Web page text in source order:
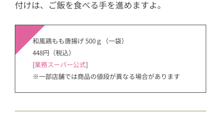
付けは、ご飯を食べる手を進めますよ。
和風鶏もも唐揚げ 500ｇ（一袋）
448円（税込）
[業務スーパー公式]
※一部店舗では商品の値段が異なる場合があります